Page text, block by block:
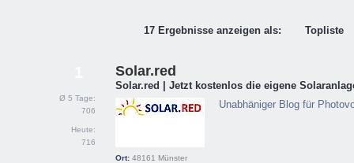
17 Ergebnisse anzeigen als: Topliste
Ø 5 Tage:
706
Heute:
716
Solar.red
Solar.red | Jetzt kostenlos die eigene
Unabhäniger Blog für
Ort: 48161 Münster